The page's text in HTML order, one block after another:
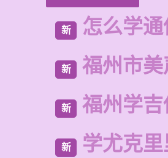
新 怎么学
新 福州市
新 福州学
新 学尤克